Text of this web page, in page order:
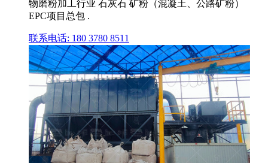
物磨粉加工行业 石灰石 矿粉（混凝土、公路矿粉）
EPC项目总包 .
联系电话: 180 3780 8511